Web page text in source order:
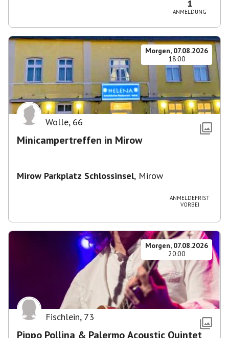
1
ANMELDUNG
Morgen, 07.08.2026
18:00
Wolle, 66
Minicampertreffen in Mirow
Mirow Parkplatz Schlossinsel, Mirow
ANMELDEFRIST
VORBEI
Morgen, 07.08.2026
20:00
Fischlein, 73
Pippo Pollina & Palermo Acoustic Quintet